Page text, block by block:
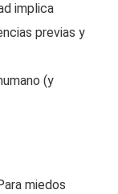
implica
previas y
(y
miedos